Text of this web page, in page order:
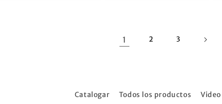
1 2 3
Catalogar Todos los productos Video